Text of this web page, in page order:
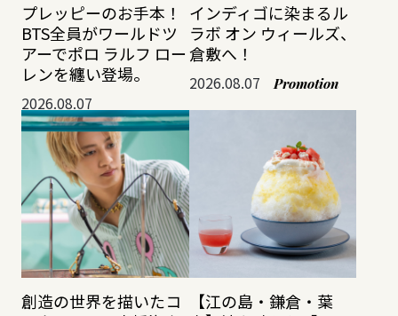
プレッピーのお手本！
BTS全員がワールドツ
アーでポロ ラルフ ロー
レンを纏い登場。
2026.08.07
インディゴに染まるル
ラボ オン ウィールズ、
倉敷へ！
2026.08.07 Promotion
創造の世界を描いたコ
【江の島・鎌倉・葉